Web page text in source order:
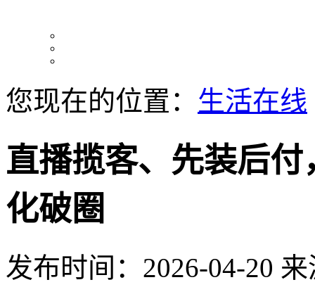
您现在的位置： 生活在线
直播揽客、先装后
化破圈
发布时间：2026-04-20